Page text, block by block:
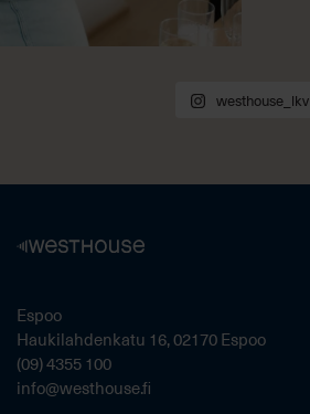
westhouse_lkv
Espoo
Haukilahdenkatu 16, 02170 Espoo
(09) 4355 100
info@westhouse.fi